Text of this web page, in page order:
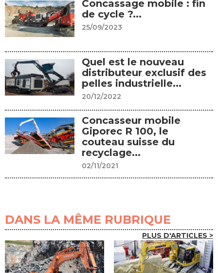
Concassage mobile : fin
de cycle ?...
25/09/2023
Quel est le nouveau
distributeur exclusif des
pelles industrielle...
20/12/2022
Concasseur mobile
Giporec R 100, le
couteau suisse du
recyclage...
02/11/2021
DANS LA MÊME RUBRIQUE
PLUS D'ARTICLES >